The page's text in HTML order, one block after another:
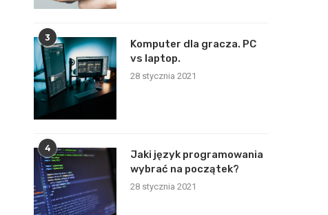
3
Komputer dla gracza. PC
vs laptop.
28 stycznia 2021
4
Jaki język programowania
wybrać na początek?
28 stycznia 2021